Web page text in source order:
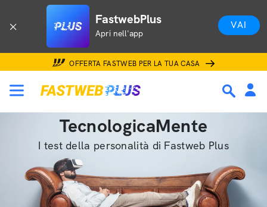
FastwebPlus
Apri nell'app
VAI
OFFERTA FASTWEB PER LA TUA CASA
TecnologicaMente
I test della personalità di Fastweb Plus